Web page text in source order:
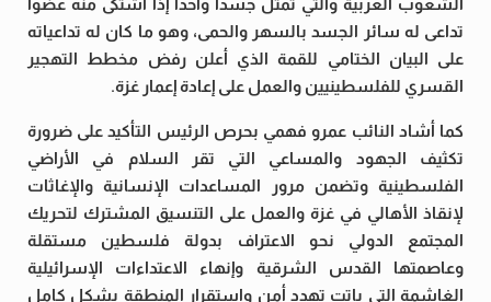
الشعوب العربية والتي تمثل جسدا واحدا إذا اشتكى منه عضوا
تداعى له سائر الجسد بالسهر والحمى، وهو ما كان له تداعياته
على البيان الختامي للقمة الذي أعلن رفض مخطط التهجير
القسري للفلسطينيين والعمل على إعادة إعمار غزة.
كما أشاد النائب عمرو فهمي بحرص الرئيس التأكيد على ضرورة
تكثيف الجهود والمساعي التي تقر السلام في الأراضي
الفلسطينية وتضمن مرور المساعدات الإنسانية والإغاثات
لإنقاذ الأهالي في غزة والعمل على التنسيق المشترك لتحريك
المجتمع الدولي نحو الاعتراف بدولة فلسطين مستقلة
وعاصمتها القدس الشرقية وإنهاء الاعتداءات الإسرائيلية
الغاشمة التي باتت تهدد أمن واستقرار المنطقة بشكل كامل